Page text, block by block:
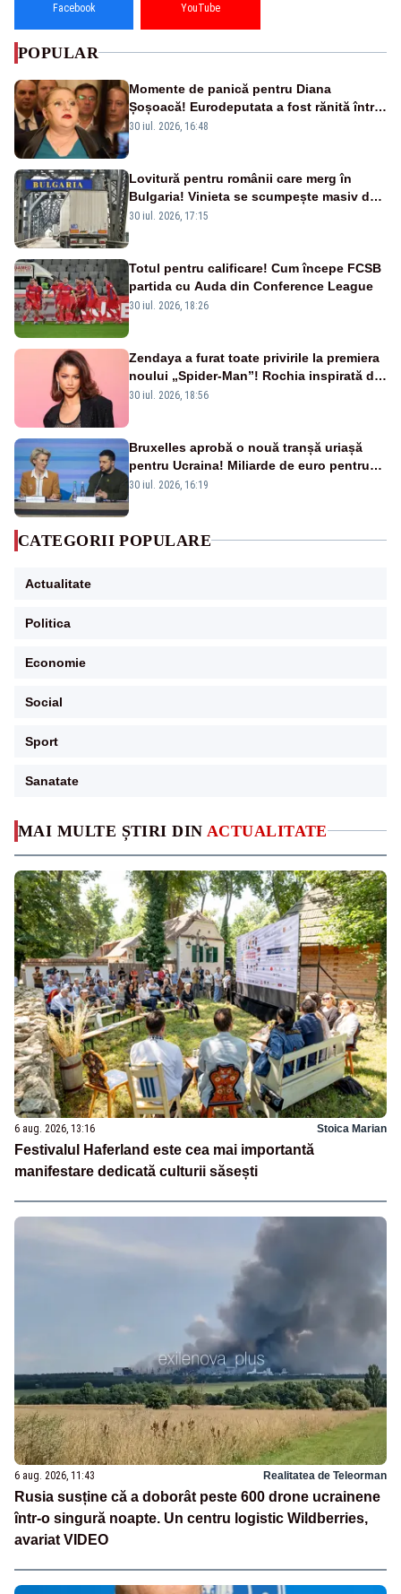
MAI MULTE ȘTIRI DIN ACTUALITATE
6 aug. 2026, 13:16 Stoica Marian
Festivalul Haferland este cea mai importantă
manifestare dedicată culturii săsești
6 aug. 2026, 11:43 Realitatea de Teleorman
Rusia susține că a doborât peste 600 drone ucrainene
într-o singură noapte. Un centru logistic Wildberries,
avariat VIDEO
Facebook YouTube
POPULAR
Momente de panică pentru Diana
Șoșoacă! Eurodeputata a fost rănită într-
un accident rutier
30 iul. 2026, 16:48
Lovitură pentru românii care merg în
Bulgaria! Vinieta se scumpește masiv de
la 1 august
30 iul. 2026, 17:15
Totul pentru calificare! Cum începe FCSB
partida cu Auda din Conference League
30 iul. 2026, 18:26
Zendaya a furat toate privirile la premiera
noului „Spider-Man”! Rochia inspirată de
pânza de păianjen a făcut senzație
30 iul. 2026, 18:56
Bruxelles aprobă o nouă tranșă uriașă
pentru Ucraina! Miliarde de euro pentru
armament și apărare
30 iul. 2026, 16:19
CATEGORII POPULARE
Actualitate
Politica
Economie
Social
Sport
Sanatate